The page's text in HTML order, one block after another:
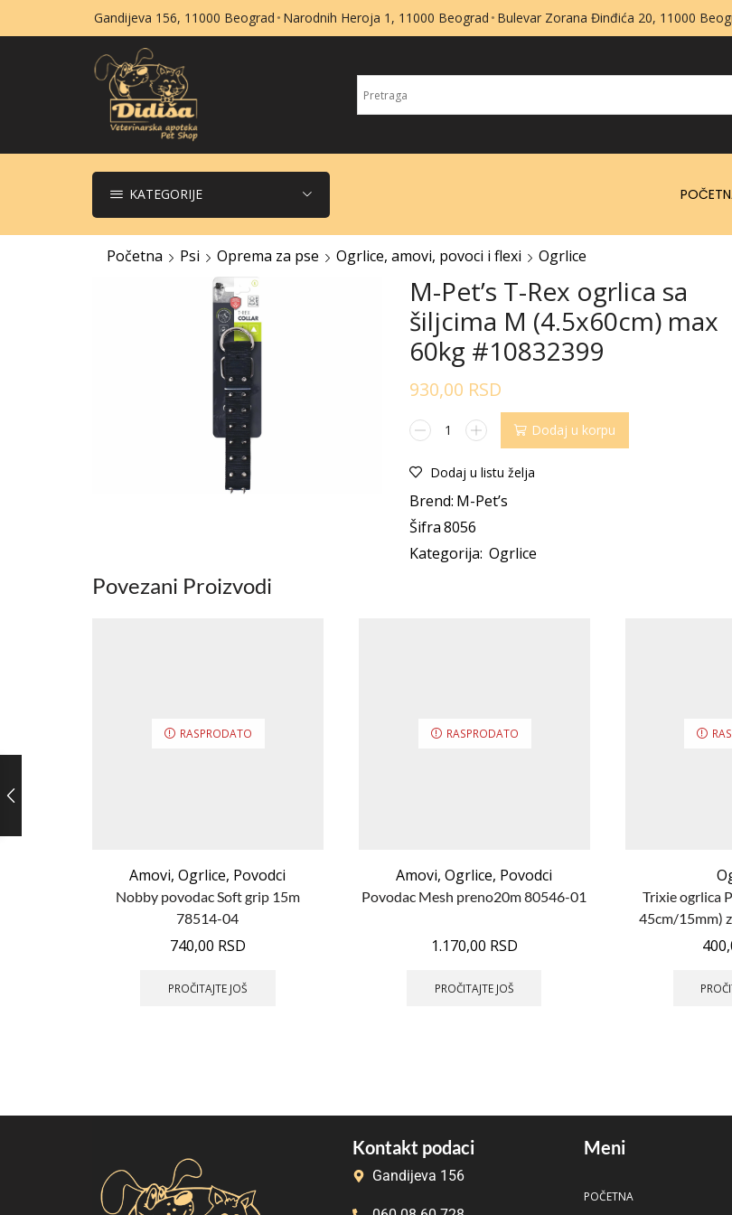
Gandijeva 156, 11000 Beograd Narodnih Heroja 1, 11000 Beograd Bulevar Zorana Đinđića 20, 11000
KATEGORIJE
Početna Psi Oprema za pse Ogrlice, amovi, povoci i flexi Ogrlice
M-Pet’s T-Rex ogrlica sa
šiljcima M (4.5x60cm) max
60kg #10832399
930,00 RSD
Dodaj u korpu
Dodaj u listu želja
Brend: M-Pet’s
Šifra8056
Kategorija: Ogrlice
Povezani Proizvodi
RASPRODATO
Amovi,Ogrlice, Povodci
Nobby povodac Soft grip 15m
78514-04
740,00 RSD
PROČITAJTE JOŠ
RASPRODATO
Amovi,Ogrlice, Povodci
Povodac Mesh preno20m 80546-01
1.170,00 RSD
PROČITAJTE JOŠ
Trixie ogrlica
45cm/15mm)
Kontakt podaci
Gandijeva 156
Meni
POČETNA